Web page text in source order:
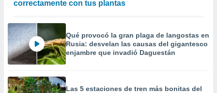
correctamente con tus plantas
Qué provocó la gran plaga de langostas en
Rusia: desvelan las causas del gigantesco
enjambre que invadió Daguestán
Las 5 estaciones de tren más bonitas del